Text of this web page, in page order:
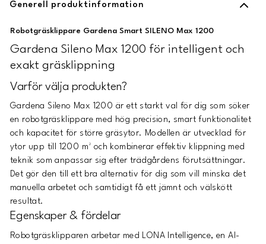
Generell produktinformation
Robotgräsklippare Gardena Smart SILENO Max 1200
Gardena Sileno Max 1200 för intelligent och
exakt gräsklippning
Varför välja produkten?
Gardena Sileno Max 1200 är ett starkt val för dig som söker
en robotgräsklippare med hög precision, smart funktionalitet
och kapacitet för större gräsytor. Modellen är utvecklad för
ytor upp till 1200 m² och kombinerar effektiv klippning med
teknik som anpassar sig efter trädgårdens förutsättningar.
Det gör den till ett bra alternativ för dig som vill minska det
manuella arbetet och samtidigt få ett jämnt och välskött
resultat.
Egenskaper & fördelar
Robotgräsklipparen arbetar med LONA Intelligence, en AI-